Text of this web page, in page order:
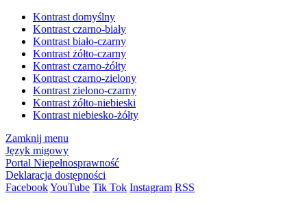
Kontrast domyślny
Kontrast czarno-biały
Kontrast biało-czarny
Kontrast żółto-czarny
Kontrast czarno-żółty
Kontrast czarno-zielony
Kontrast zielono-czarny
Kontrast żółto-niebieski
Kontrast niebiesko-żółty
Zamknij menu
Język migowy
Portal Niepełnosprawność
Deklaracja dostępności
FacebookYouTube Tik Tok Instagram RSS